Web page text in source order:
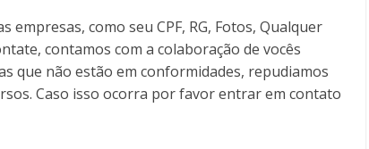
como seu CPF, RG, Fotos, Qualquer
contamos com a colaboração de vocês
que não estão em conformidades, repudiamos
Caso isso ocorra por favor entrar em contato